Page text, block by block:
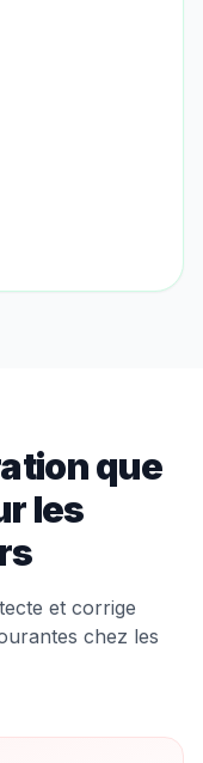
que
les
s
et corrige
chez les